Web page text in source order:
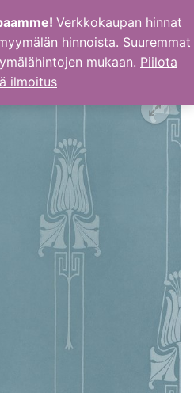
Verkkokaupan hinnat
hinnoista. Suuremmat
mukaan. Piilota
ilmoitus